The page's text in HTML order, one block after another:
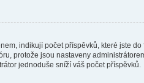
indikují počet příspěvků, které jste
protože jsou nastaveny
jednoduše sníží váš počet příspěvků.